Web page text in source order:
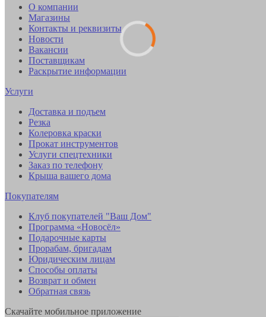
О компании
Магазины
Контакты и реквизиты
Новости
Вакансии
Поставщикам
Раскрытие информации
Услуги
Доставка и подъем
Резка
Колеровка краски
Прокат инструментов
Услуги спецтехники
Заказ по телефону
Крыша вашего дома
Покупателям
Клуб покупателей "Ваш Дом"
Программа «Новосёл»
Подарочные карты
Прорабам, бригадам
Юридическим лицам
Способы оплаты
Возврат и обмен
Обратная связь
Скачайте мобильное приложение